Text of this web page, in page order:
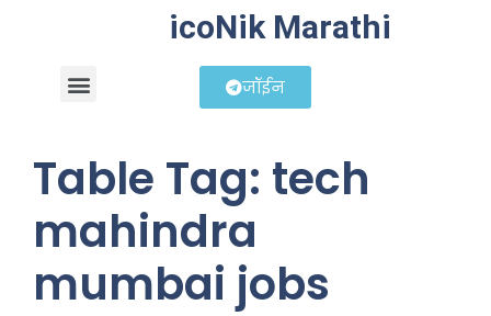
icoNik Marathi
जॉईन
Table Tag: tech
mahindra
mumbai jobs